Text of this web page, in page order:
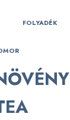
FOLYADÉK